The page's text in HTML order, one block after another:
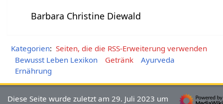
Barbara Christine Diewald
Kategorien: Seiten, die die RSS-Erweiterung verwenden
Bewusst Leben Lexikon
Getränk
Ayurveda
Ernährung
Diese Seite wurde zuletzt am 29. Juli 2023 um